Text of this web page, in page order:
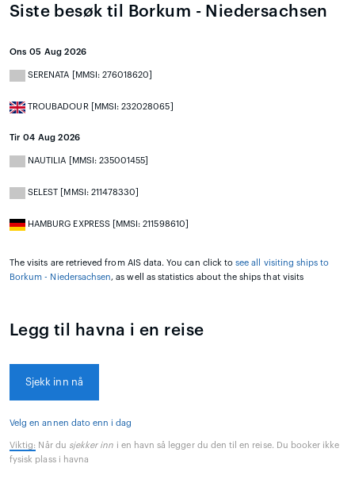
Siste besøk til Borkum - Niedersachsen
Ons 05 Aug 2026
SERENATA [MMSI: 276018620]
TROUBADOUR [MMSI: 232028065]
Tir 04 Aug 2026
NAUTILIA [MMSI: 235001455]
SELEST [MMSI: 211478330]
HAMBURG EXPRESS [MMSI: 211598610]
The visits are retrieved from AIS data. You can click tosee all visiting ships to
Borkum - Niedersachsen, as well as statistics about the ships that visits
Legg til havna i en reise
Sjekk inn nå
Velg en annen dato enn i dag
Viktig: Når du sjekker inn i en havn så legger du den til en reise. Du booker ikke
fysisk plass i havna